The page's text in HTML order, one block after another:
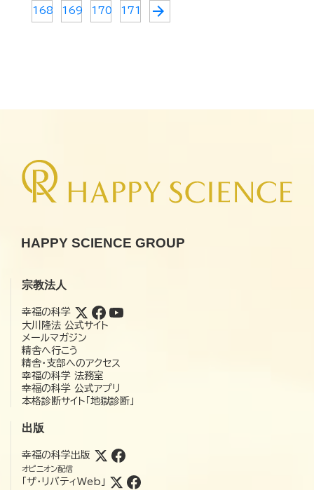
168 169 170 171 arrow_forward
HAPPY SCIENCE GROUP
宗教法人
幸福の科学
大川隆法 公式サイト
メールマガジン
精舎へ行こう
精舎・支部へのアクセス
幸福の科学 法務室
幸福の科学 公式アプリ
本格診断サイト「地獄診断」
出版
幸福の科学出版
オピニオン配信
「ザ・リバティWeb」